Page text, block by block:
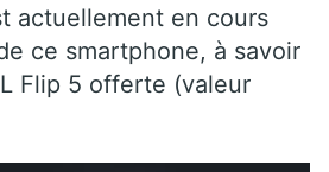
actuellement en cours
ce smartphone, à savoir
Flip 5 offerte (valeur